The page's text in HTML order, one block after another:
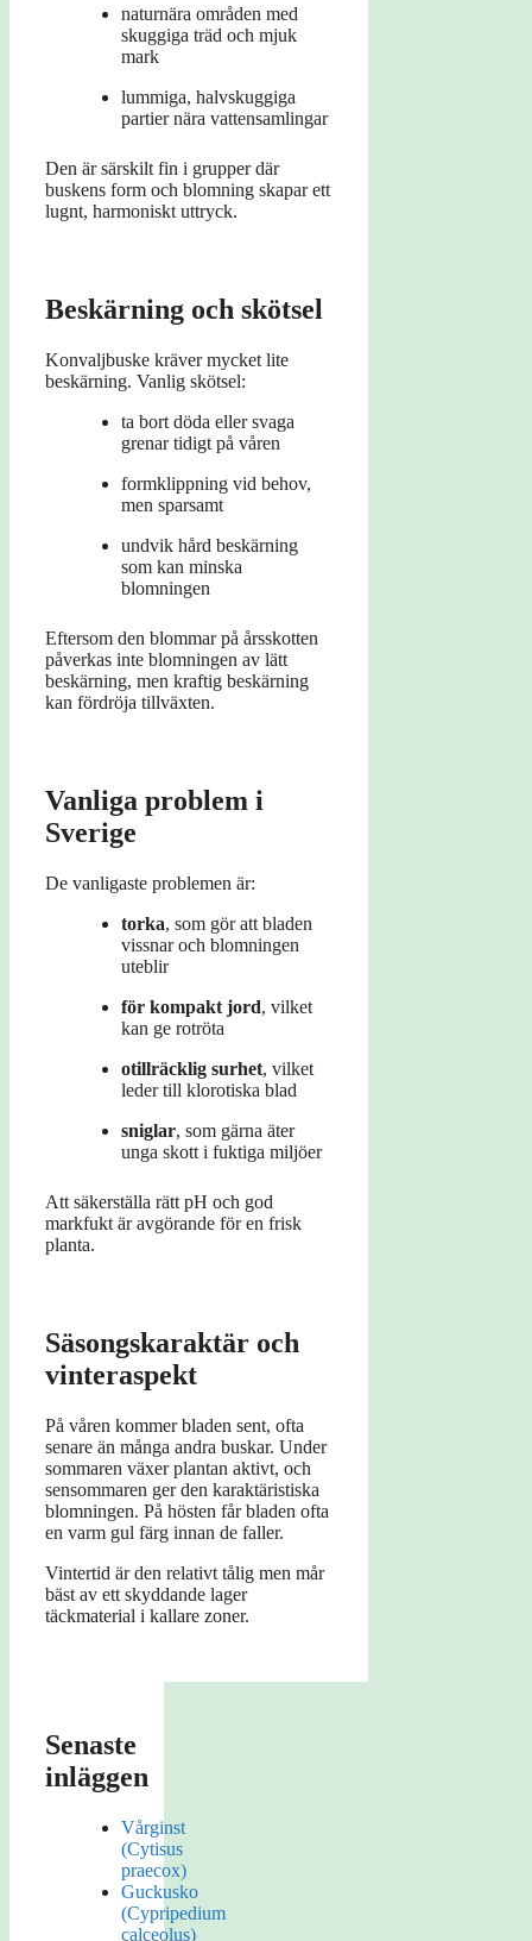
naturnära områden med
skuggiga träd och mjuk
mark
lummiga, halvskuggiga
partier nära vattensamlingar
Den är särskilt fin i grupper där
buskens form och blomning skapar ett
lugnt, harmoniskt uttryck.
Beskärning och skötsel
Konvaljbuske kräver mycket lite
beskärning. Vanlig skötsel:
ta bort döda eller svaga
grenar tidigt på våren
formklippning vid behov,
men sparsamt
undvik hård beskärning
som kan minska
blomningen
Eftersom den blommar på årsskotten
påverkas inte blomningen av lätt
beskärning, men kraftig beskärning
kan fördröja tillväxten.
Vanliga problem i
Sverige
De vanligaste problemen är:
torka, som gör att bladen
vissnar och blomningen
uteblir
för kompakt jord, vilket
kan ge rotröta
otillräcklig surhet, vilket
leder till klorotiska blad
sniglar, som gärna äter
unga skott i fuktiga miljöer
Att säkerställa rätt pH och god
markfukt är avgörande för en frisk
planta.
Säsongskaraktär och
vinteraspekt
På våren kommer bladen sent, ofta
senare än många andra buskar. Under
sommaren växer plantan aktivt, och
sensommaren ger den karaktäristiska
blomningen. På hösten får bladen ofta
en varm gul färg innan de faller.
Vintertid är den relativt tålig men mår
bäst av ett skyddande lager
täckmaterial i kallare zoner.
Senaste
inläggen
Vårginst
(Cytisus
praecox)
Guckusko
(Cypripedium
calceolus)